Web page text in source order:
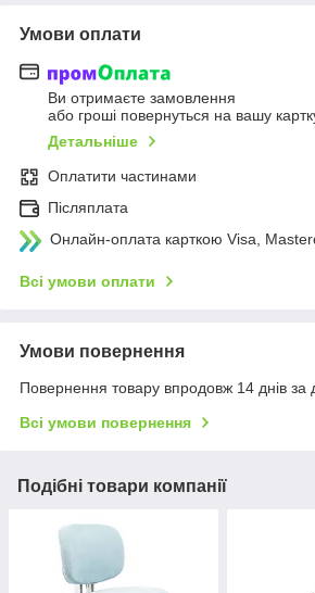
Умови оплати
Ви отримаєте замовлення
або гроші повернуться на вашу
Детальніше
Оплатити частинами
Післяплата
Онлайн-оплата карткою Visa,
Всі умови оплати
Умови повернення
Повернення товару впродовж 14 днів за
Всі умови повернення
Подібні товари компанії